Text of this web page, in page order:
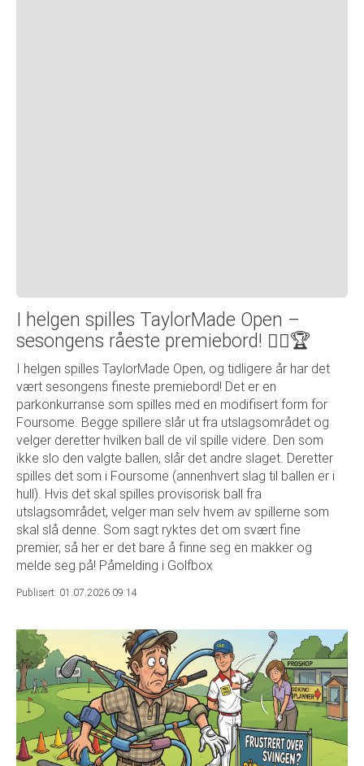
I helgen spilles TaylorMade Open –
sesongens råeste premiebord! 🏌️‍♂️🏆
I helgen spilles TaylorMade Open, og tidligere år har det
vært sesongens fineste premiebord! Det er en
parkonkurranse som spilles med en modifisert form for
Foursome. Begge spillere slår ut fra utslagsområdet og
velger deretter hvilken ball de vil spille videre. Den som
ikke slo den valgte ballen, slår det andre slaget. Deretter
spilles det som i Foursome (annenhvert slag til ballen er i
hull). Hvis det skal spilles provisorisk ball fra
utslagsområdet, velger man selv hvem av spillerne som
skal slå denne. Som sagt ryktes det om svært fine
premier, så her er det bare å finne seg en makker og
melde seg på! Påmelding i Golfbox
Publisert: 01.07.2026 09:14